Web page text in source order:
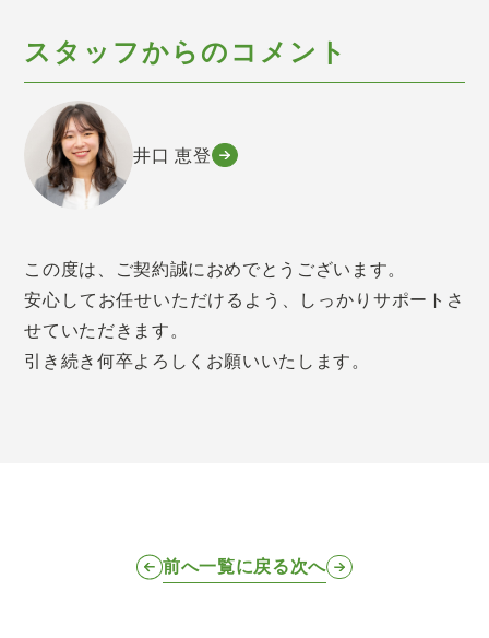
スタッフからのコメント
井口 恵登
この度は、ご契約誠におめでとうございます。
安心してお任せいただけるよう、しっかりサポートさ
せていただきます。
引き続き何卒よろしくお願いいたします。
前へ一覧に戻る次へ